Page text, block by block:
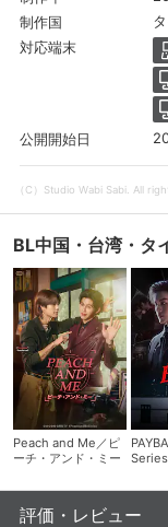
制作国
対応端末
公開開始日
（C）Studio Wabi Sabi. All
BL中国・台湾・タ
Peach and Me／ピ
ーチ・アンド・ミー
Series
評価・レビュー